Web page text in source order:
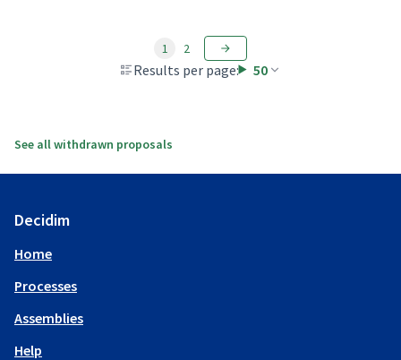
Results per page: 50
1 2
See all withdrawn proposals
Decidim
Home
Processes
Assemblies
Help